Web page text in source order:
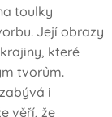
toulky
Její obrazy
které
tvorům.
i
věří, že